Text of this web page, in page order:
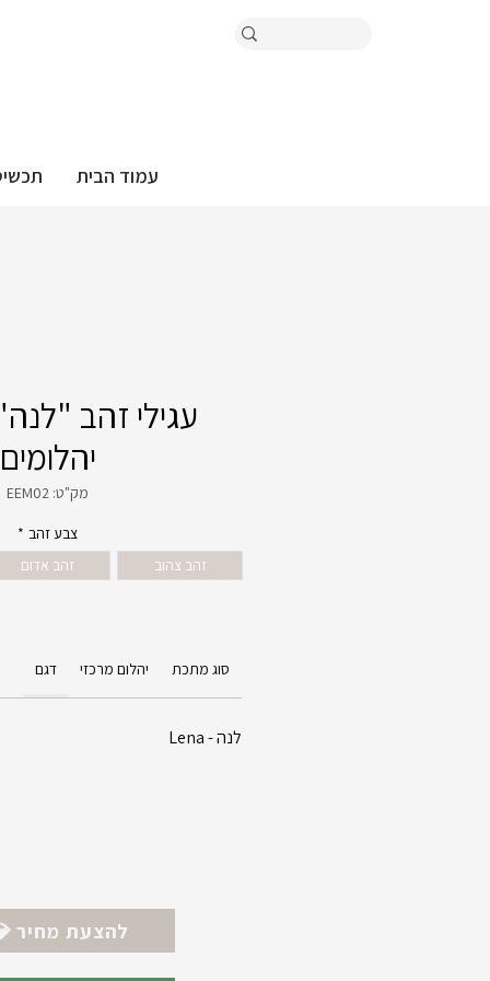
עמוד הבית
עגילי זהב
יהלומים
מק"ט: EEM02
צבע זהב *
זהב צהוב
זהב אדום
דגם יהלום מרכזי סוג מתכת
לנה - Lena
💎 להצעת מחיר